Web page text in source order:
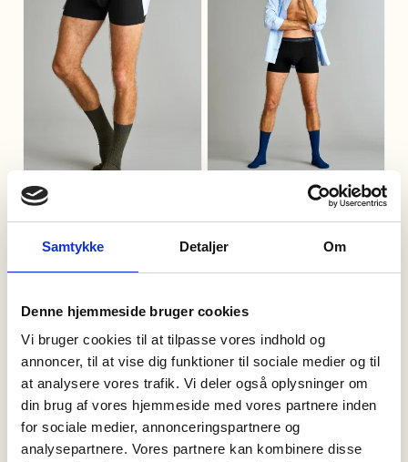
Samtykke Detaljer Om
Denne hjemmeside bruger cookies
Vi bruger cookies til at tilpasse vores indhold og
annoncer, til at vise dig funktioner til sociale medier og til
at analysere vores trafik. Vi deler også oplysninger om
din brug af vores hjemmeside med vores partnere inden
for sociale medier, annonceringspartnere og
analysepartnere. Vores partnere kan kombinere disse
180 liter vand per par sammenlignet med konventionel
produktion.
Med denne lækre 2-pak får du to par tights, i en ensfarvet sort
og en stribet i hvid og sort, tro mod Mads Nørgaards striber.
24.11.2025
Alle anmeldelser
Sort
S M L XL 3XL XXL
Inkontinens underbukser, 30ml
20%